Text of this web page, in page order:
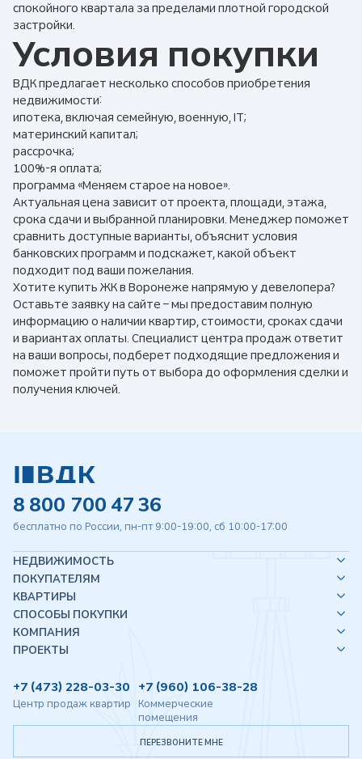
спокойного квартала за пределами плотной городской
застройки.
Условия покупки
ВДК предлагает несколько способов приобретения
недвижимости:
ипотека, включая семейную, военную, IT;
материнский капитал;
рассрочка;
100%-я оплата;
программа «Меняем старое на новое».
Актуальная цена зависит от проекта, площади, этажа,
срока сдачи и выбранной планировки. Менеджер поможет
сравнить доступные варианты, объяснит условия
банковских программ и подскажет, какой объект
подходит под ваши пожелания.
Хотите купить ЖК в Воронеже напрямую у девелопера?
Оставьте заявку на сайте – мы предоставим полную
информацию о наличии квартир, стоимости, сроках сдачи
и вариантах оплаты. Специалист центра продаж ответит
на ваши вопросы, подберет подходящие предложения и
поможет пройти путь от выбора до оформления сделки и
получения ключей.
8 800 700 47 36
бесплатно по России, пн-пт 9:00-19:00, сб 10:00-17:00
НЕДВИЖИМОСТЬ
ПОКУПАТЕЛЯМ
КВАРТИРЫ
СПОСОБЫ ПОКУПКИ
КОМПАНИЯ
ПРОЕКТЫ
+7 (473) 228-03-30
Центр продаж квартир
+7 (960) 106-38-28
Коммерческие
помещения
ПЕРЕЗВОНИТЕ МНЕ